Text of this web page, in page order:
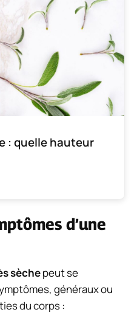
: quelle hauteur
d’une
sèchepeut se
généraux ou
du corps :